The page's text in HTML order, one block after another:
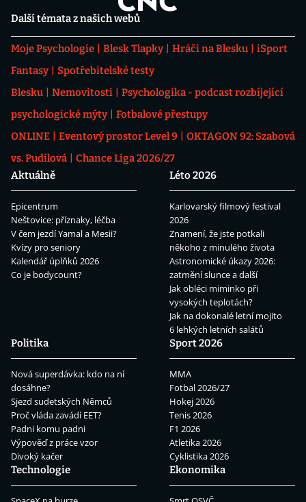
Další témata z našich webů
Moje Psychologie Blesk Tlapky Hráči na Blesku
iSport
Fantasy
Spotřebitelské testy
Blesku
Nemovitosti
Psychologika - podcast rozbíjející
psychologické mýty
Fotbalové přestupy
ONLINE
Eventový prostor Level 9
OKTAGON 92: Szabová
vs. Pudilová
Chance Liga 2026/27
Aktuálně
Epicentrum
Neštovice: příznaky, léčba
V čem jezdí Yamal a Mesii?
Kvízy pro seniory
Kalendář úplňků 2026
Co je bodycount?
Léto 2026
Karlovarský filmový festival
2026
Znamení, že jste potkali
někoho z minulého života
Astronomické úkazy 2026:
zatmění slunce a další
Jak obléci miminko při
vysokých teplotách?
Jak na dokonalé letní mojito
6 lehkých letních salátů
Politika
Nová superdávka: kdo na ní
dosáhne?
Sjezd sudetských Němců
Proč vláda zavádí EET?
Padni komu padni
Výpověď z práce vzor
Divoký kačer
Sport 2026
MMA
Fotbal 2026/27
Hokej 2026
Tenis 2026
F1 2026
Atletika 2026
Cyklistika 2026
Technologie
Ekonomika